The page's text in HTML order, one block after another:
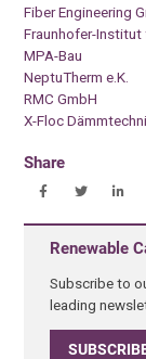
Fiber Engineering
Fraunhofer-Institut
MPA-Bau
NeptuTherm e.K.
RMC GmbH
X-Floc
Share
Renewable
Subscribe to
leading